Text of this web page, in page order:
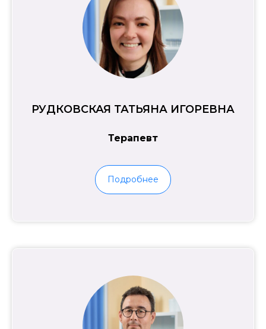
РУДКОВСКАЯ ТАТЬЯНА ИГОРЕВНА
Терапевт
Подробнее